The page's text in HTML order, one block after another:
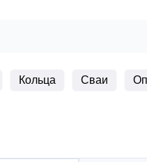
Кольца Сваи